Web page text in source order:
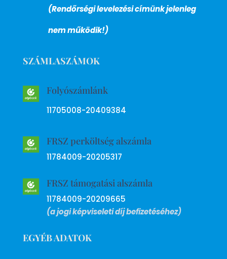
(Rendőrségi levelezési címünk jelenleg
nem működik!)
SZÁMLASZÁMOK
Folyószámlánk
11705008-20409384
FRSZ perköltség alszámla
11784009-20205317
FRSZ támogatási alszámla
11784009-20209665
(a jogi képviseleti díj befizetéséhez)
EGYÉB ADATOK